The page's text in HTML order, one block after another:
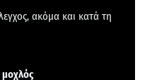
ακόμα και κατά τη
μοχλός